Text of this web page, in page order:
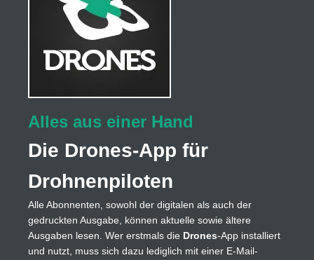
Alles aus einer Hand
Die Drones-App für
Drohnenpiloten
Alle Abonnenten, sowohl der digitalen als auch der
gedruckten Ausgabe, können aktuelle sowie ältere
Ausgaben lesen. Wer erstmals die Drones-App installiert
und nutzt, muss sich dazu lediglich mit einer E-Mail-